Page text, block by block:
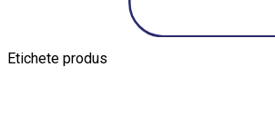
Etichete produs